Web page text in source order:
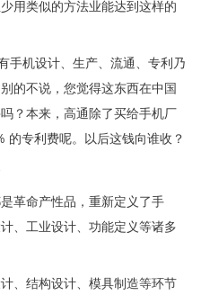
用类似的方法业能达到这样的
手机设计、生产、流通、专利乃
的不说，您觉得这东西在中国
？本来，高通除了买给手机厂
的专利费呢。以后这钱向谁收？
革命产性品，重新定义了手
、工业设计、功能定义等诸多
、结构设计、模具制造等环节